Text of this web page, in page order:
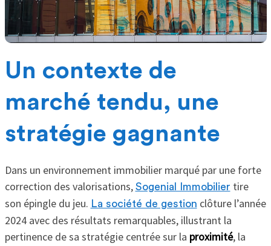
Un contexte de
marché tendu, une
stratégie gagnante
Dans un environnement immobilier marqué par une forte
correction des valorisations, Sogenial Immobilier tire
son épingle du jeu.
La société de gestion clôture l’année
2024 avec des résultats remarquables, illustrant la
pertinence de sa stratégie centrée sur la proximité, la